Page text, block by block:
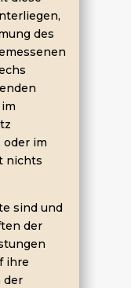
des
oder im
nichts
sind und
der
ihre
der